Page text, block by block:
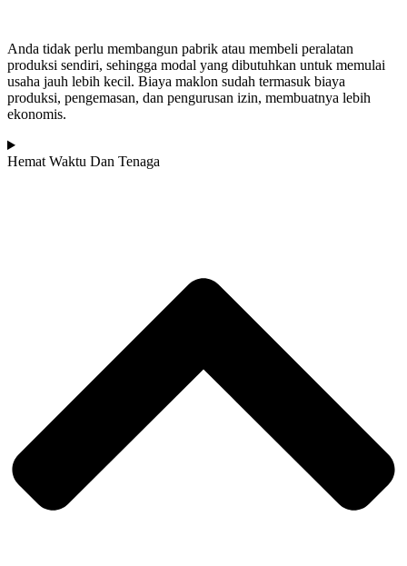
Anda tidak perlu membangun pabrik atau membeli peralatan
produksi sendiri, sehingga modal yang dibutuhkan untuk memulai
usaha jauh lebih kecil. Biaya maklon sudah termasuk biaya
produksi, pengemasan, dan pengurusan izin, membuatnya lebih
ekonomis.
Hemat Waktu Dan Tenaga